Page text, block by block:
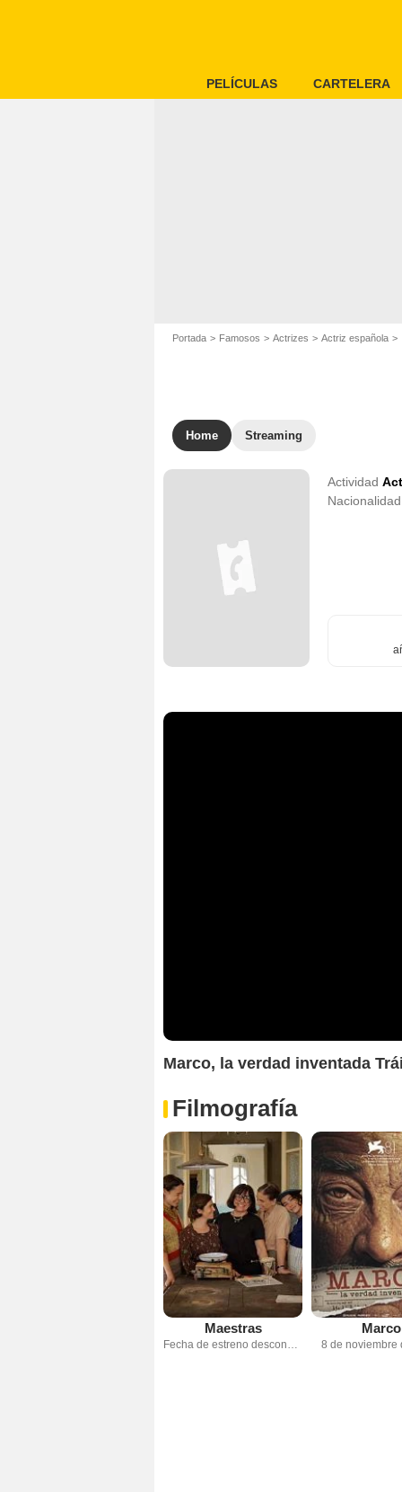
PELÍCULAS CARTELERA
Portada Famosos Actrizes Actriz española
Home Streaming
Actividad
Marco, la verdad inventada
Filmografía
Maestras Marco
8 de noviembre